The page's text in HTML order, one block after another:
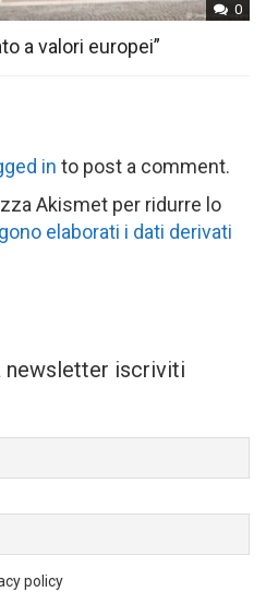
0
a valori europei”
in to post a comment.
Akismet per ridurre lo
elaborati i dati derivati
newsletter iscriviti
policy